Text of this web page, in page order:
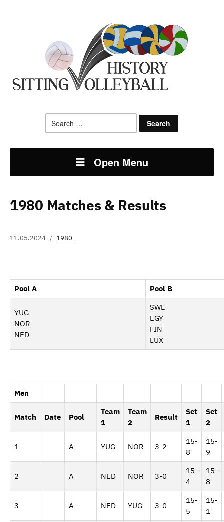
for:
Open Menu
1980 Matches & Results
11.05.2024 1980
Pool A Pool B
YUG
NOR
NED
SWE
EGY
FIN
LUX
Men
Match Date Pool
Team
1
Team
2
Result
Set
1
Set
2
1 A YUG NOR 3-2
15-
8
15-
9
2 A NED NOR 3-0
15-
4
15-
8
3 A NED YUG 3-0
15-
5
15-
1